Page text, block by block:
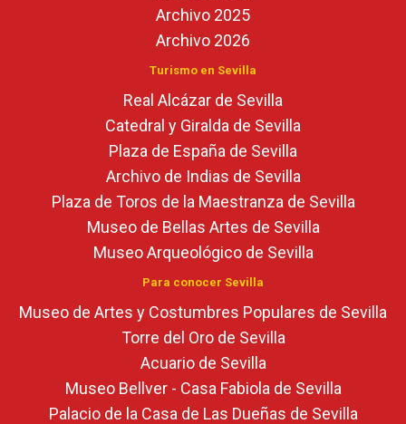
Archivo 2025
Archivo 2026
Turismo en Sevilla
Real Alcázar de Sevilla
Catedral y Giralda de Sevilla
Plaza de España de Sevilla
Archivo de Indias de Sevilla
Plaza de Toros de la Maestranza de Sevilla
Museo de Bellas Artes de Sevilla
Museo Arqueológico de Sevilla
Para conocer Sevilla
Museo de Artes y Costumbres Populares de Sevilla
Torre del Oro de Sevilla
Acuario de Sevilla
Museo Bellver - Casa Fabiola de Sevilla
Palacio de la Casa de Las Dueñas de Sevilla